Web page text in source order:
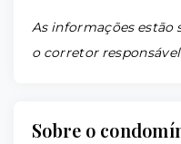
As informações estão
o corretor
Sobre o